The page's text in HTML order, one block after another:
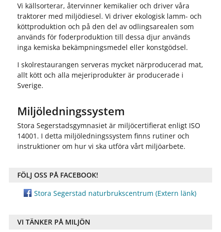
Vi källsorterar, återvinner kemikalier och driver våra
traktorer med miljödiesel. Vi driver ekologisk lamm- och
köttproduktion och på den del av odlingsarealen som
används för foderproduktion till dessa djur används
inga kemiska bekämpningsmedel eller konstgödsel.
I skolrestaurangen serveras mycket närproducerad mat,
allt kött och alla mejeriprodukter är producerade i
Sverige.
Miljöledningssystem
Stora Segerstadsgymnasiet är miljöcertifierat enligt ISO
14001. I detta miljöledningssystem finns rutiner och
instruktioner om hur vi ska utföra vårt miljöarbete.
FÖLJ OSS PÅ FACEBOOK!
Stora Segerstad naturbrukscentrum (Extern länk)
VI TÄNKER PÅ MILJÖN